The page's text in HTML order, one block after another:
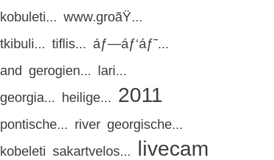
kobuleti... www.groãŸ...
tkibuli... tiflis... áƒ—áƒ‘áƒ˜...
and gerogien... lari...
georgia... heilige... 2011
pontische... river georgische...
kobeleti sakartvelos... livecam